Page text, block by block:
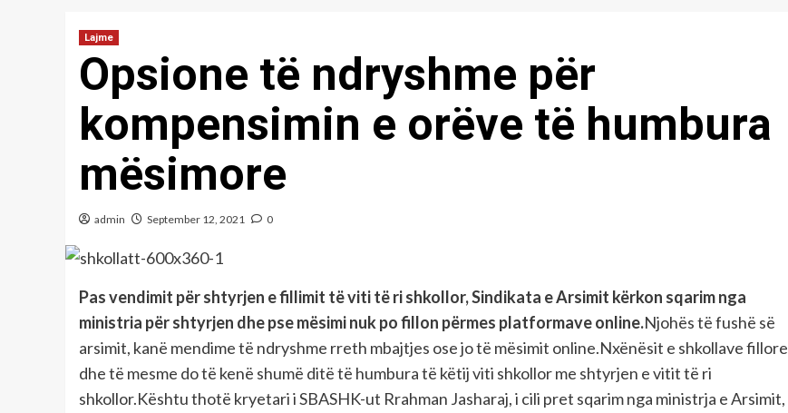
Lajme
Opsione të ndryshme për
kompensimin e orëve të humbura
mësimore
admin September 12, 2021 0
Pas vendimit për shtyrjen e fillimit të viti të ri shkollor, Sindikata e Arsimit kërkon sqarim nga
ministria për shtyrjen dhe pse mësimi nuk po fillon përmes platformave online.Njohës të fushë së
arsimit, kanë mendime të ndryshme rreth mbajtjes ose jo të mësimit online.Nxënësit e shkollave fillore
dhe të mesme do të kenë shumë ditë të humbura të këtij viti shkollor me shtyrjen e vitit të ri
shkollor.Kështu thotë kryetari i SBASHK-ut Rrahman Jasharaj, i cili pret sqarim nga ministrja e Arsimit,